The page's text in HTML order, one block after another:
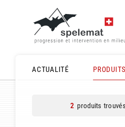
ACTUALITÉ
PRODUITS
2 produits trouvés